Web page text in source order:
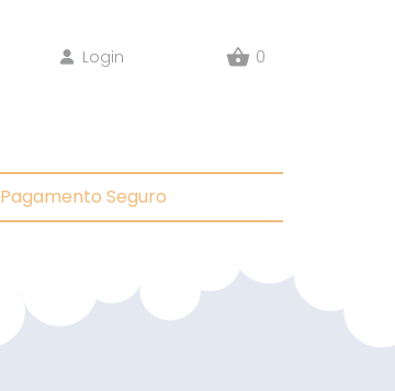
Login 0
Pagamento Seguro